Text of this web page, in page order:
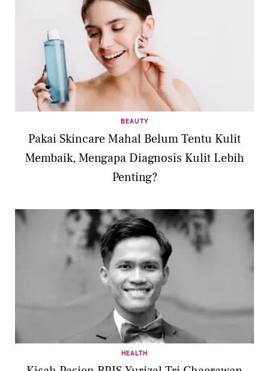
BEAUTY
Pakai Skincare Mahal Belum Tentu Kulit
Membaik, Mengapa Diagnosis Kulit Lebih
Penting?
HEALTH